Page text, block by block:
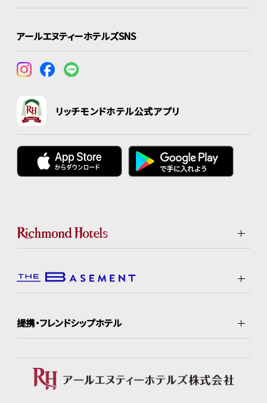
アールエヌティーホテルズSNS
リッチモンドホテル公式アプリ
提携・フレンドシップホテル